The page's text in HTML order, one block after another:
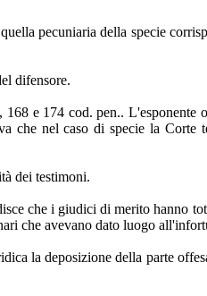
pecuniaria della specie
difensore.
e 174 cod. pen.. L'esponente
che nel caso di specie la
dei testimoni.
che i giudici di merito hanno
che avevano dato luogo
la deposizione della parte